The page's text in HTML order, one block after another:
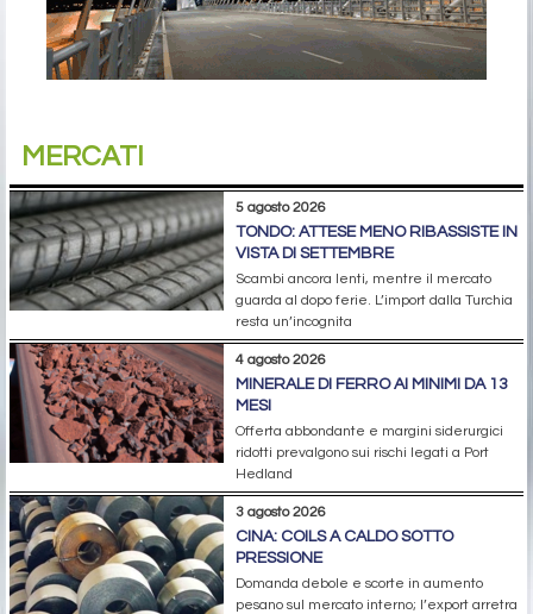
MERCATI
5 agosto 2026
TONDO: ATTESE MENO RIBASSISTE IN
VISTA DI SETTEMBRE
Scambi ancora lenti, mentre il mercato
guarda al dopo ferie. L’import dalla Turchia
resta un’incognita
4 agosto 2026
MINERALE DI FERRO AI MINIMI DA 13
MESI
Offerta abbondante e margini siderurgici
ridotti prevalgono sui rischi legati a Port
Hedland
3 agosto 2026
CINA: COILS A CALDO SOTTO
PRESSIONE
Domanda debole e scorte in aumento
pesano sul mercato interno; l’export arretra